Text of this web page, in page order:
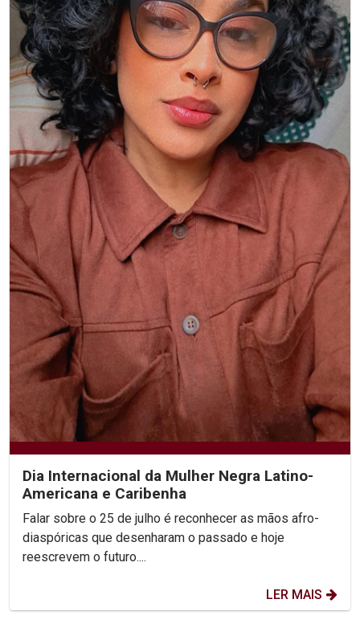
Dia Internacional da Mulher Negra Latino-
Americana e Caribenha
Falar sobre o 25 de julho é reconhecer as mãos afro-
diaspóricas que desenharam o passado e hoje
reescrevem o futuro....
LER MAIS